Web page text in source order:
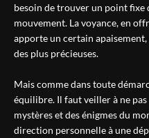
besoin de trouver un point fixe
mouvement. La voyance, en
apporte un certain
des plus précieuses.
Mais comme dans toute
équilibre. Il faut veiller à ne pas
mystères et des énigmes du
direction personnelle à une